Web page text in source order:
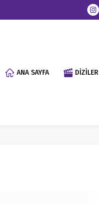
ANA SAYFA DİZİLER